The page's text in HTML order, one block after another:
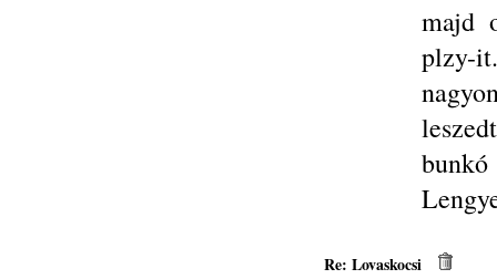
majd
plzy-
Re: Lovaskocsi